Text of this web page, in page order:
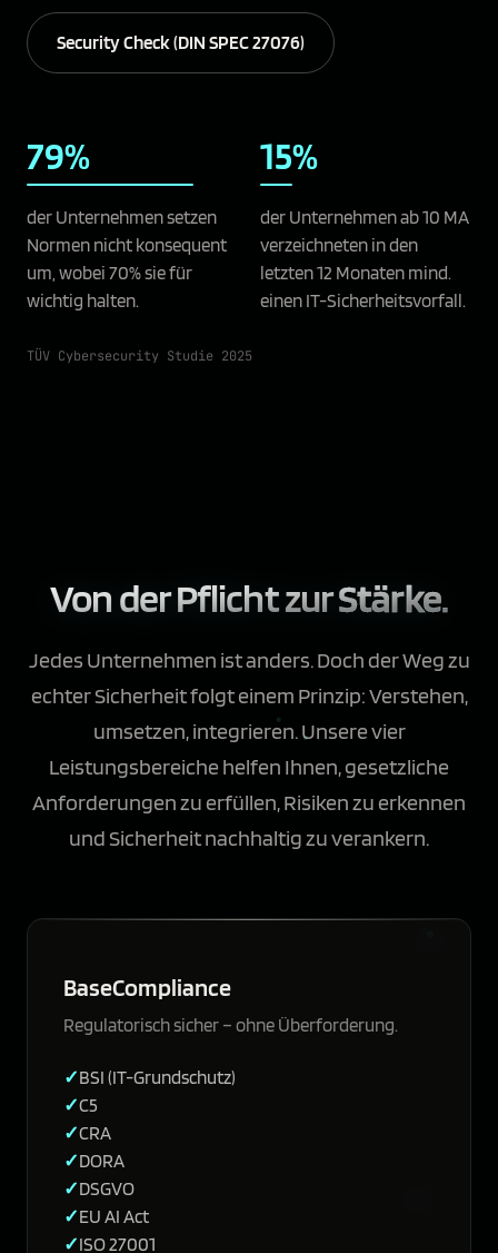
Security Check (DIN SPEC 27076)
79%
der Unternehmen setzen
Normen nicht konsequent
um, wobei 70% sie für
wichtig halten.
15%
der Unternehmen ab 10 MA
verzeichneten in den
letzten 12 Monaten mind.
einen IT-Sicherheitsvorfall.
TÜV Cybersecurity Studie 2025
Von der Pflicht zurStärke.
Jedes Unternehmen ist anders. Doch der Weg zu
echter Sicherheit folgt einem Prinzip: Verstehen,
umsetzen, integrieren. Unsere vier
Leistungsbereiche helfen Ihnen, gesetzliche
Anforderungen zu erfüllen, Risiken zu erkennen
und Sicherheit nachhaltig zu verankern.
BaseCompliance
Regulatorisch sicher – ohne Überforderung.
BSI (IT-Grundschutz)
C5
CRA
DORA
DSGVO
EU AI Act
ISO 27001